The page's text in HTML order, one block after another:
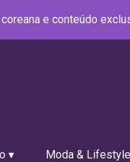
e conteúdo
▾ Moda &